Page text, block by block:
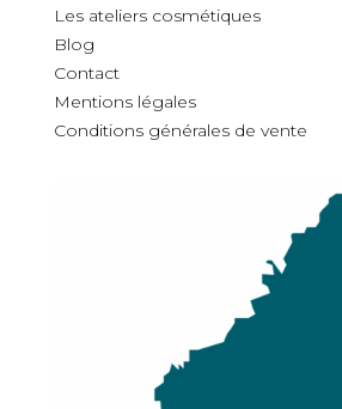
Les ateliers cosmétiques
Blog
Contact
Mentions légales
Conditions générales de vente